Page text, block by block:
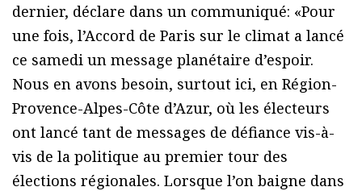
dernier, déclare dans un communiqué: «Pour
une fois, l’Accord de Paris sur le climat a lancé
ce samedi un message planétaire d’espoir.
Nous en avons besoin, surtout ici, en Région-
Provence-Alpes-Côte d’Azur, où les électeurs
ont lancé tant de messages de défiance vis-à-
vis de la politique au premier tour des
élections régionales. Lorsque l’on baigne dans